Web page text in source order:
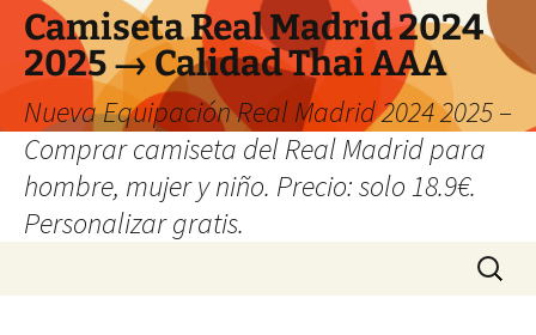
Camiseta Real Madrid 2024
2025 → Calidad Thai AAA
Nueva Equipación Real Madrid 2024 2025 –
Comprar camiseta del Real Madrid para
hombre, mujer y niño. Precio: solo 18.9€.
Personalizar gratis.
Buscar: